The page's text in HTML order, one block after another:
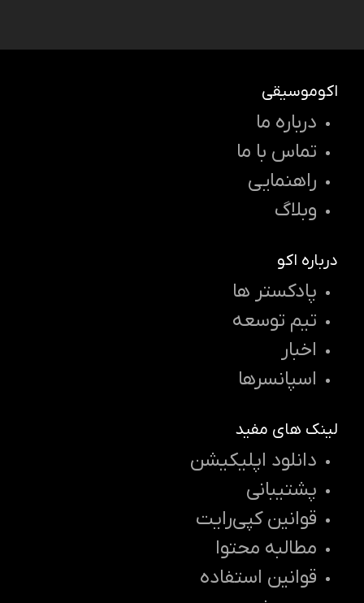
اکوموسیقی
درباره ما
تماس با ما
راهنمایی
وبلاگ
درباره اکو
پادکستر ها
تیم توسعه
اخبار
اسپانسرها
لینک های مفید
دانلود اپلیکیشن
پشتیبانی
قوانین کپی‌رایت
مطالبه محتوا
قوانین استفاده